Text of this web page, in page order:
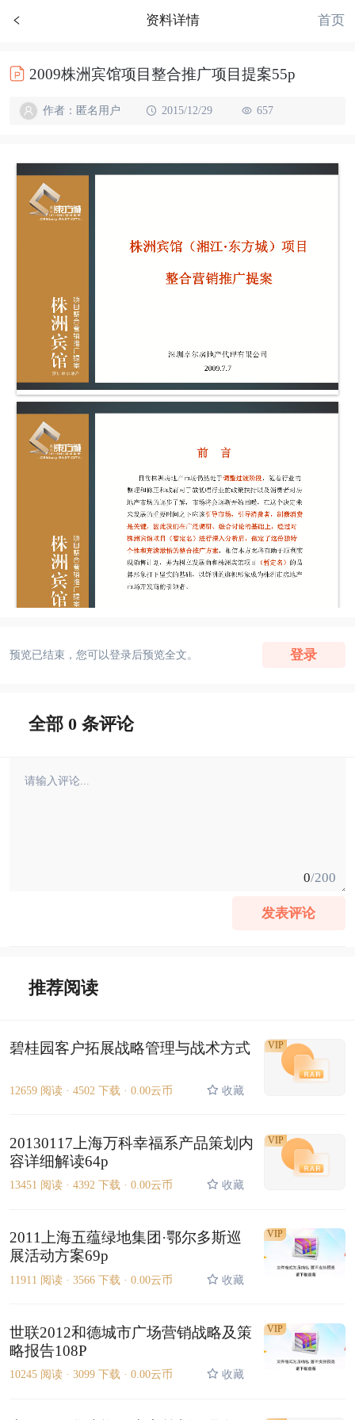
资料详情 首页
2009株洲宾馆项目整合推广项目提案55p
作者：匿名用户 2015/12/29 657
预览已结束，您可以登录后预览全文。 登录
全部 0 条评论
0/200
发表评论
推荐阅读
碧桂园客户拓展战略管理与战术方式
12659 阅读 · 4502 下载 · 0.00云币 收藏
VIP
20130117上海万科幸福系产品策划内
容详细解读64p
13451 阅读 · 4392 下载 · 0.00云币 收藏
VIP
2011上海五蕴绿地集团·鄂尔多斯巡
展活动方案69p
11911 阅读 · 3566 下载 · 0.00云币 收藏
VIP
世联2012和德城市广场营销战略及策
略报告108P
10245 阅读 · 3099 下载 · 0.00云币 收藏
VIP